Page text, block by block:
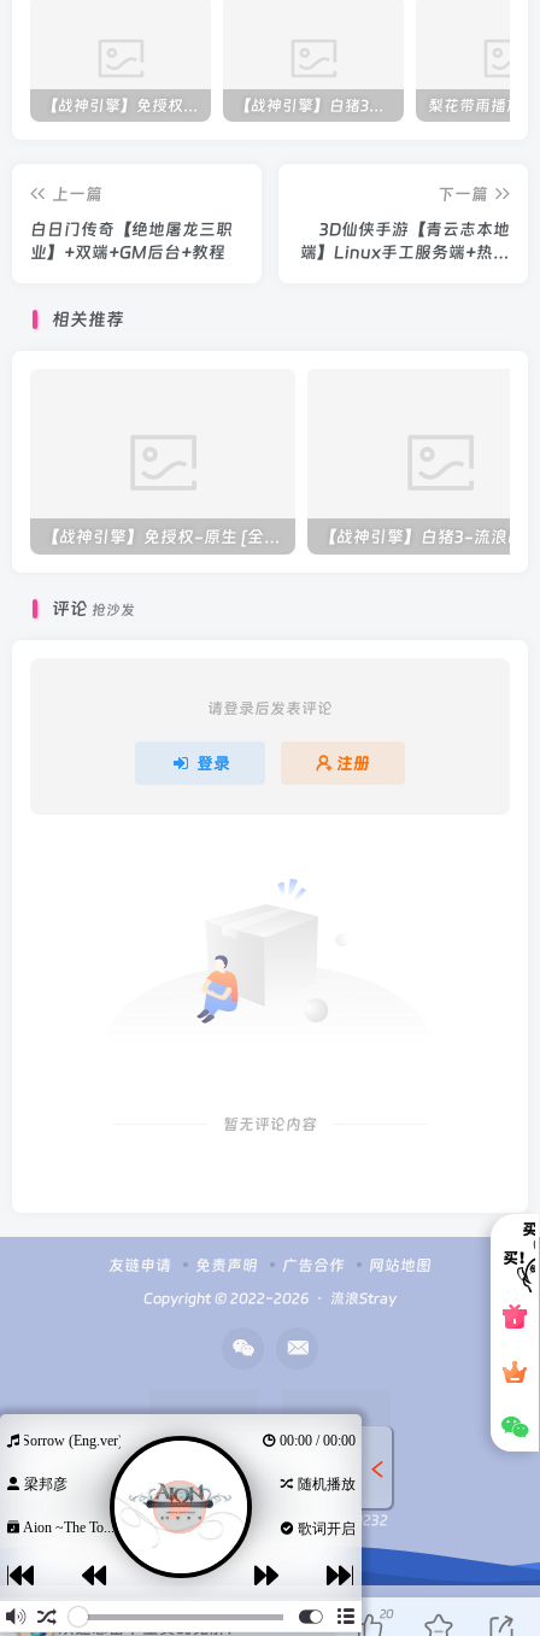
上一篇
白日门传奇【绝地屠龙三职
业】+双端+GM后台+教程
下一篇
3D仙侠手游【青云志本地
端】Linux手工服务端+热更
相关推荐
【战神引擎】免授权-原生 [全屏自动拾取] 插件 + 配置教程（更新修复版，具体自测）
评论 抢沙发
请登录后发表评论
登录 注册
暂无评论内容
友链申请 免责声明 广告合作 网站地图
Copyright © 2022-2026 ・ 流浪Stray
扫码加微信 Q群100949232
欢迎您留下宝贵的见解！
20
Sorrow (Eng.ver) 00:00 / 00:00
梁邦彦 随机播放
Aion ~The To... 歌词开启